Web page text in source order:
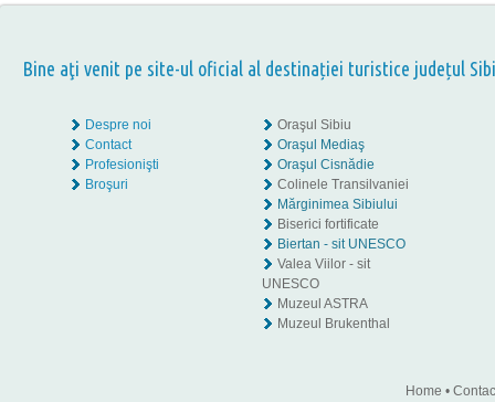
Bine aţi venit pe site-ul oficial al destinației turistice județul
Despre noi
Contact
Profesionişti
Broşuri
Oraşul Sibiu
Oraşul Mediaş
Oraşul Cisnădie
Colinele Transilvaniei
Mărginimea Sibiului
Biserici fortificate
Biertan - sit UNESCO
Valea Viilor - sit
UNESCO
Muzeul ASTRA
Muzeul Brukenthal
Home •